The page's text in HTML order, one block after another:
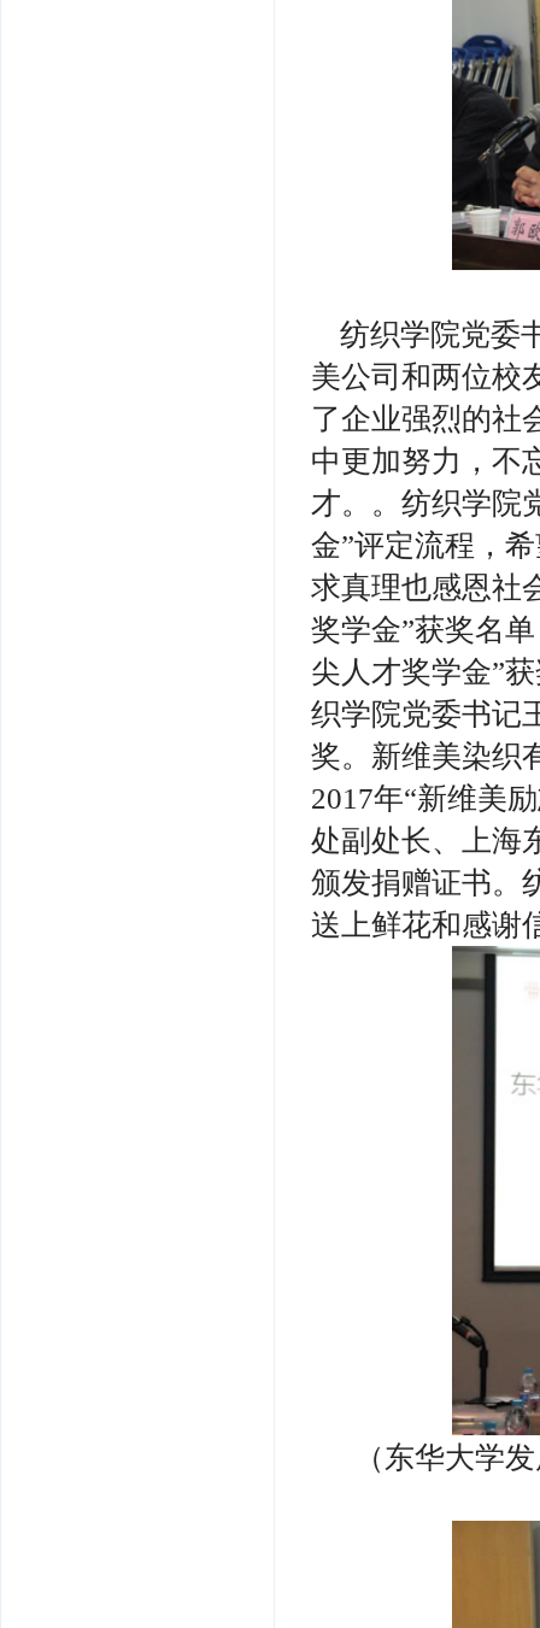
纺织学院党委
美公司和两位校
了企业强烈的社
中更加努力，不
才。。纺织学院
金”评定流程，
求真理也感恩社
奖学金”获奖名
尖人才奖学金”
织学院党委书记
奖。新维美染织
2017年“新维美
处副处长、上海
颁发捐赠证书。
送上鲜花和感谢
（东华大学